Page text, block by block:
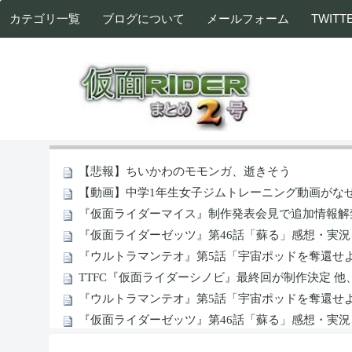
カテゴリ一覧 ブログについて メールフォーム